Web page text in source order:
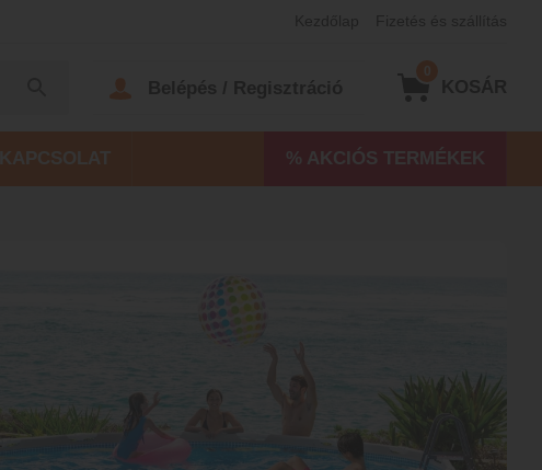
0
KAPCSOLAT % AKCIÓS TERMÉKEK